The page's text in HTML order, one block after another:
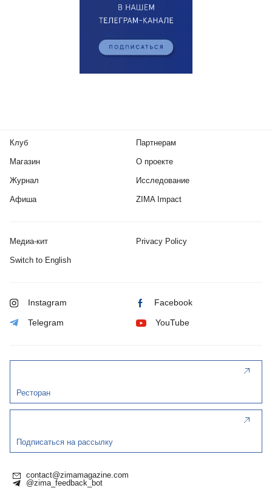
Клуб
Магазин
Журнал
Афиша
Партнерам
О проекте
Исследование
ZIMA Impact
Медиа-кит Privacy Policy
Switch to English
Instagram Facebook
Telegram YouTube
Ресторан
Подписаться на рассылку
contact@zimamagazine.com
@zima_feedback_bot